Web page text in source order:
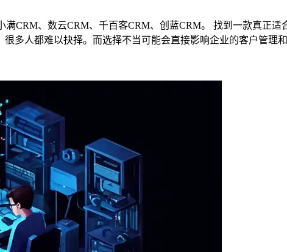
CRM、数云CRM、千百客CRM、创蓝CRM。 找到一款真正
多人都难以抉择。而选择不当可能会直接影响企业的客户管理